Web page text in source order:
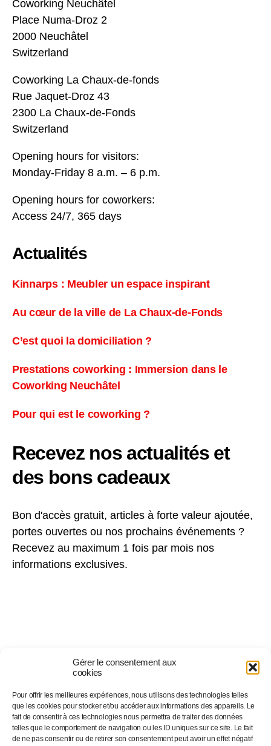
Gérer le consentement aux
cookies
Pour offrir les meilleures expériences, nous utilisons des technologies telles
que les cookies pour stocker et/ou accéder aux informations des appareils. Le
fait de consentir à ces technologies nous permettra de traiter des données
telles que le comportement de navigation ou les ID uniques sur ce site. Le fait
de ne pas consentir ou de retirer son consentement peut avoir un effet négatif
Coworking Neuchâtel
Place Numa-Droz 2
2000 Neuchâtel
Switzerland
Coworking La Chaux-de-fonds
Rue Jaquet-Droz 43
2300 La Chaux-de-Fonds
Switzerland
Opening hours for visitors:
Monday-Friday 8 a.m. – 6 p.m.
Opening hours for coworkers:
Access 24/7, 365 days
Actualités
Kinnarps : Meubler un espace inspirant
Au cœur de la ville de La Chaux-de-Fonds
C’est quoi la domiciliation ?
Prestations coworking : Immersion dans le
Coworking Neuchâtel
Pour qui est le coworking ?
Recevez nos actualités et
des bons cadeaux
Bon d'accès gratuit, articles à forte valeur ajoutée,
portes ouvertes ou nos prochains événements ?
Recevez au maximum 1 fois par mois nos
informations exclusives.
Suivez-nous sur…
Facebook